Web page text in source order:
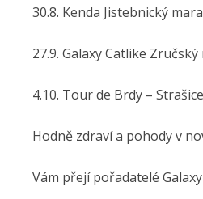
30.8. Kenda Jistebnický
27.9. Galaxy Catlike
4.10. Tour de Brdy – Strašice
Hodně zdraví a pohody v
Vám přejí pořadatelé